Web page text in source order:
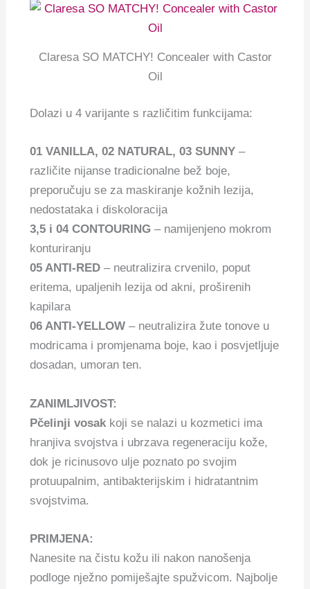
Claresa SO MATCHY! Concealer with Castor
Oil
Dolazi u 4 varijante s različitim funkcijama:
01 VANILLA, 02 NATURAL, 03 SUNNY –
različite nijanse tradicionalne bež boje,
preporučuju se za maskiranje kožnih lezija,
nedostataka i diskoloracija
3,5 i 04 CONTOURING – namijenjeno mokrom
konturiranju
05 ANTI-RED – neutralizira crvenilo, poput
eritema, upaljenih lezija od akni, proširenih
kapilara
06 ANTI-YELLOW – neutralizira žute tonove u
modricama i promjenama boje, kao i posvjetljuje
dosadan, umoran ten.
ZANIMLJIVOST:
Pčelinji vosak koji se nalazi u kozmetici ima
hranjiva svojstva i ubrzava regeneraciju kože,
dok je ricinusovo ulje poznato po svojim
protuupalnim, antibakterijskim i hidratantnim
svojstvima.
PRIMJENA:
Nanesite na čistu kožu ili nakon nanošenja
podloge nježno pomiješajte spužvicom. Najbolje